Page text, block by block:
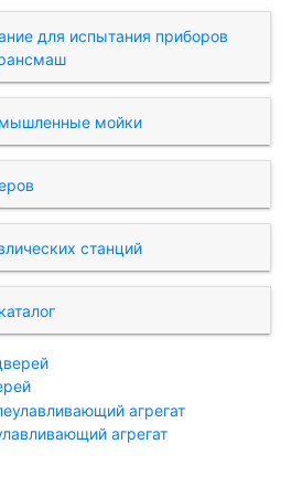
для испытания приборов
мойки
станций
агрегат